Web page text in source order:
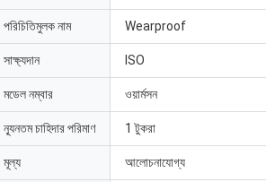
পরিচিতিমুলক নাম Wearproof
সাক্ষ্যদান ISO
মডেল নম্বার ওয়ার্মসন
ন্যূনতম চাহিদার পরিমাণ 1 টুকরা
মূল্য আলোচনাযোগ্য